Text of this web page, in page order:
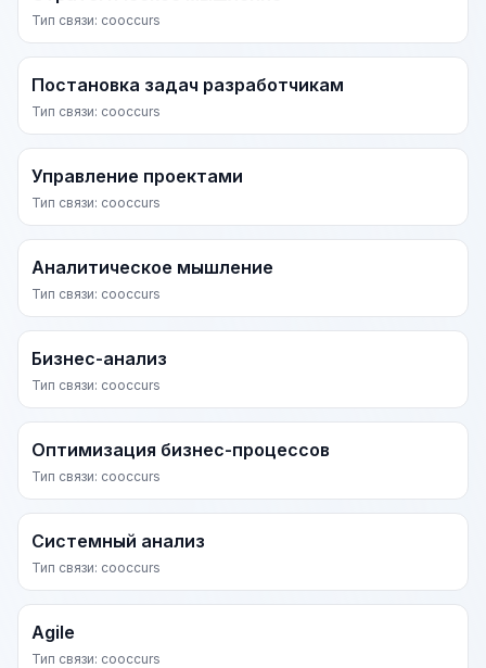
Тип связи: cooccurs
Постановка задач разработчикам
Тип связи: cooccurs
Управление проектами
Тип связи: cooccurs
Аналитическое мышление
Тип связи: cooccurs
Бизнес-анализ
Тип связи: cooccurs
Оптимизация бизнес-процессов
Тип связи: cooccurs
Системный анализ
Тип связи: cooccurs
Agile
Тип связи: cooccurs